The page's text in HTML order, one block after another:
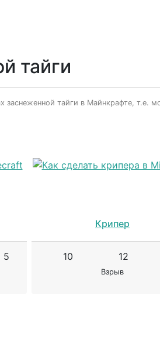
тайги
тайги в Майнкрафте, т.е.
5
Крипер
10 12
Взрыв